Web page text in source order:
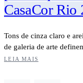
CasaCor Rio
Tons de cinza claro e
de galeria de arte
LEIA MAIS